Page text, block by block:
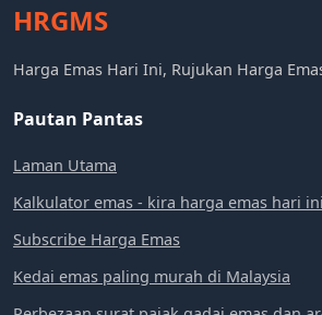
HRGMS
Harga Emas Hari Ini, Rujukan Harga
Pautan Pantas
Laman Utama
Kalkulator emas - kira harga emas hari ini
Subscribe Harga Emas
Kedai emas paling murah di Malaysia